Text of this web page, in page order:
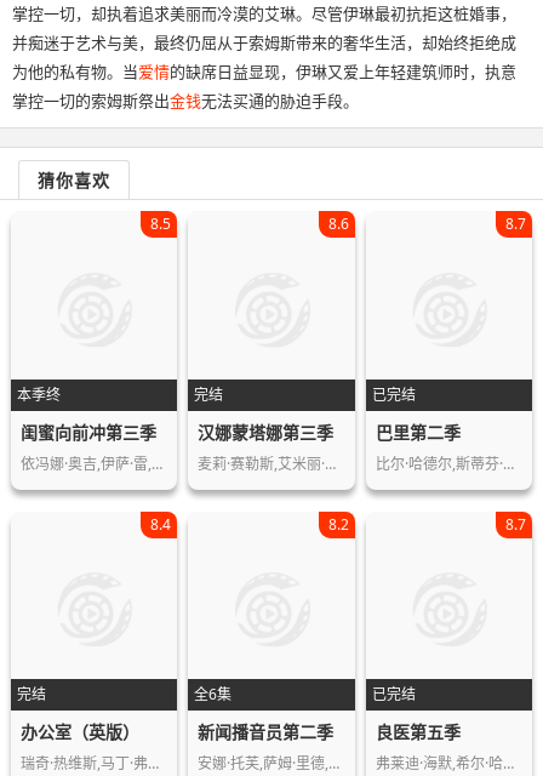
掌控一切，却执着追求美丽而冷漠的艾琳。尽管伊琳最初抗拒这桩婚事，
并痴迷于艺术与美，最终仍屈从于索姆斯带来的奢华生活，却始终拒绝成
为他的私有物。当爱情的缺席日益显现，伊琳又爱上年轻建筑师时，执意
掌控一切的索姆斯祭出金钱无法买通的胁迫手段。
猜你喜欢
本季终
8.5
闺蜜向前冲第三季
依冯娜·奥吉,伊萨·雷,娜塔莎·罗斯韦…
完结
8.6
汉娜蒙塔娜第三季
麦莉·赛勒斯,艾米丽·奥斯蒙特,比利·…
已完结
8.7
巴里第二季
比尔·哈德尔,斯蒂芬·鲁特,萨拉·古德…
完结
8.4
办公室（英版）
瑞奇·热维斯,马丁·弗瑞曼,麦肯锡·克…
全6集
8.2
新闻播音员第二季
安娜·托芙,萨姆·里德,威廉·麦克因斯…
已完结
8.7
良医第五季
弗莱迪·海默,希尔·哈勃,理查德·希夫…